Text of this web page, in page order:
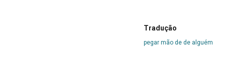
Tradução
pegar mão de de alguém